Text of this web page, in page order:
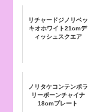
リチャードジノリベッ
キオホワイト21cmデ
ィッシュスクエア
ノリタケコンテンポラ
リーボーンチャイナ
18cmプレート